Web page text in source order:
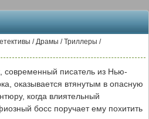
/ Драмы / Триллеры /
современный писатель из Нью-
оказывается втянутым в опасную
когда влиятельный
босс поручает ему похитить